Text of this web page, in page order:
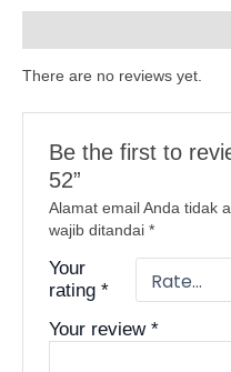
There are no reviews yet.
Be the first to
52”
Alamat email Anda tidak
wajib ditandai*
Your
rating*
Your review*